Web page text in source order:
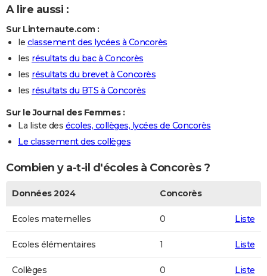
A lire aussi :
Sur Linternaute.com :
le classement des lycées à Concorès
les résultats du bac à Concorès
les résultats du brevet à Concorès
les résultats du BTS à Concorès
Sur le Journal des Femmes :
La liste des écoles, collèges, lycées de Concorès
Le classement des collèges
Combien y a-t-il d'écoles à Concorès ?
Données 2024 Concorès
Ecoles maternelles 0 Liste
Ecoles élémentaires 1 Liste
Collèges 0 Liste